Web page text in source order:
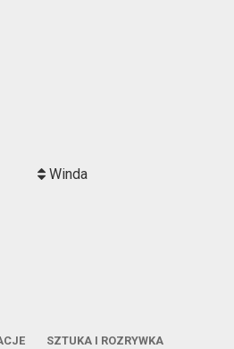
Winda
SZTUKA I ROZRYWKA